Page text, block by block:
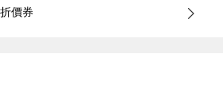
價券